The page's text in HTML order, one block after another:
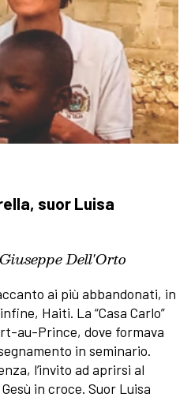
suor Luisa
Giuseppe Dell'Orto
ai più abbandonati, in
Haiti. La “Casa Carlo”
au-Prince, dove formava
in seminario.
l’invito ad aprirsi al
in croce. Suor Luisa